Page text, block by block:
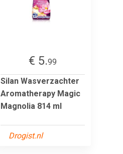
€ 5.99
Silan Wasverzachter
Aromatherapy Magic
Magnolia 814 ml
Drogist.nl